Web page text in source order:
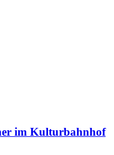
im Kulturbahnhof